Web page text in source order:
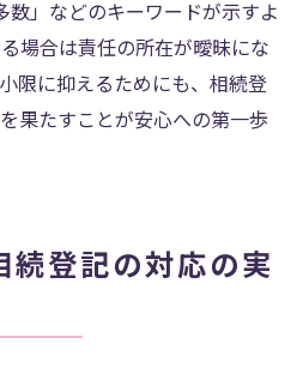
数」などのキーワードが示すよ
場合は責任の所在が曖昧にな
限に抑えるためにも、相続登
果たすことが安心への第一歩
続登記の対応の実